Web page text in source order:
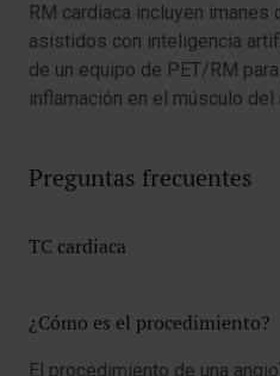
RM cardiaca incluyen imanes
asistidos con inteligencia
de un equipo de PET/RM
inflamación en el músculo del
Preguntas frecuentes
TC cardiaca
¿Cómo es el procedimiento?
El procedimiento de una